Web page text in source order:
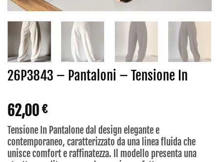
26P3843 – Pantaloni – Tensione In
62,00 €
Tensione In Pantalone dal design elegante e
contemporaneo, caratterizzato da una linea fluida che
unisce comfort e raffinatezza. Il modello presenta una